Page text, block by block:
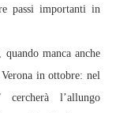
passi importanti in
manca anche
in ottobre: nel
l’allungo